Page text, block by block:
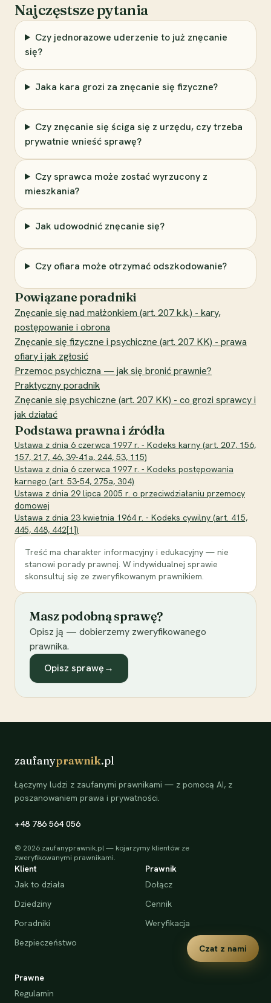
Najczęstsze pytania
Czy jednorazowe uderzenie to już znęcanie
się?
Jaka kara grozi za znęcanie się fizyczne?
Czy znęcanie się ściga się z urzędu, czy trzeba
prywatnie wnieść sprawę?
Czy sprawca może zostać wyrzucony z
mieszkania?
Jak udowodnić znęcanie się?
Czy ofiara może otrzymać odszkodowanie?
Powiązane poradniki
Znęcanie się nad małżonkiem (art. 207 k.k.) - kary,
postępowanie i obrona
Znęcanie się fizyczne i psychiczne (art. 207 KK) - prawa
ofiary i jak zgłosić
Przemoc psychiczna — jak się bronić prawnie?
Praktyczny poradnik
Znęcanie się psychiczne (art. 207 KK) - co grozi sprawcy i
jak działać
Podstawa prawna i źródła
Ustawa z dnia 6 czerwca 1997 r. - Kodeks karny (art. 207, 156,
157, 217, 46, 39-41a, 244, 53, 115)
Ustawa z dnia 6 czerwca 1997 r. - Kodeks postępowania
karnego (art. 53-54, 275a, 304)
Ustawa z dnia 29 lipca 2005 r. o przeciwdziałaniu przemocy
domowej
Ustawa z dnia 23 kwietnia 1964 r. - Kodeks cywilny (art. 415,
445, 448, 442[1])
Treść ma charakter informacyjny i edukacyjny — nie
stanowi porady prawnej. W indywidualnej sprawie
skonsultuj się ze zweryfikowanym prawnikiem.
Masz podobną sprawę?
Opisz ją — dobierzemy zweryfikowanego
prawnika.
Opisz sprawę→
zaufanyprawnik.pl
Łączymy ludzi z zaufanymi prawnikami — z pomocą AI, z
poszanowaniem prawa i prywatności.
+48 786 564 056
© 2026 zaufanyprawnik.pl — kojarzymy klientów ze
zweryfikowanymi prawnikami.
Klient
Jak to działa
Dziedziny
Poradniki
Bezpieczeństwo
Prawnik
Dołącz
Cennik
Weryfikacja
Prawne
Regulamin
Czat z nami